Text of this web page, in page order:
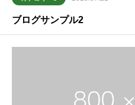
ブログサンプル2